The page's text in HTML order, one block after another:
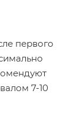
первого
7-10